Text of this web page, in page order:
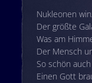
Nukleonen
Der größte
Was am
Der Mensch
So schön
Einen Gott